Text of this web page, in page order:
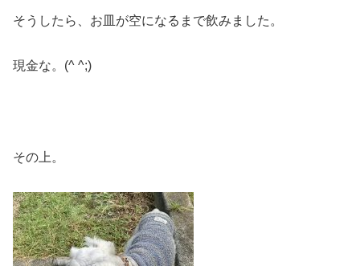
そうしたら、お皿が空になるまで飲みました。
現金な。(^ ^;)
その上。